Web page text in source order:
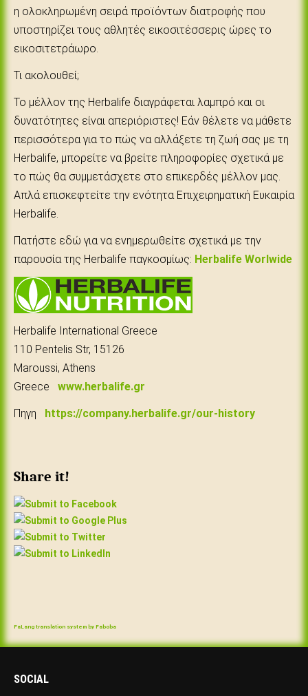
η ολοκληρωμένη σειρά προϊόντων διατροφής που
υποστηρίζει τους αθλητές εικοσιτέσσερις ώρες το
εικοσιτετράωρο.
Τι ακολουθεί;
Το μέλλον της Herbalife διαγράφεται λαμπρό και οι
δυνατότητες είναι απεριόριστες! Εάν θέλετε να μάθετε
περισσότερα για το πώς να αλλάξετε τη ζωή σας με τη
Herbalife, μπορείτε να βρείτε πληροφορίες σχετικά με
το πώς θα συμμετάσχετε στο επικερδές μέλλον μας.
Απλά επισκεφτείτε την ενότητα Επιχειρηματική Ευκαιρία
Herbalife.
Πατήστε εδώ για να ενημερωθείτε σχετικά με την
παρουσία της Herbalife παγκοσμίως: Herbalife Worlwide
Herbalife International Greece
110 Pentelis Str, 15126
Maroussi, Athens
Greece www.herbalife.gr
Πηγη https://company.herbalife.gr/our-history
Share it!
FaLang translation system by Faboba
SOCIAL